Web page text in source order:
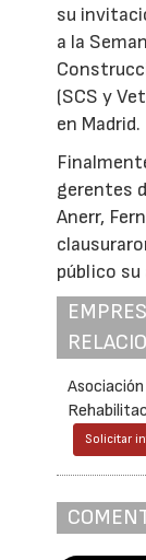
su
a la
(SCS y
en Madrid.
gerentes
Anerr,
público
Solicitar